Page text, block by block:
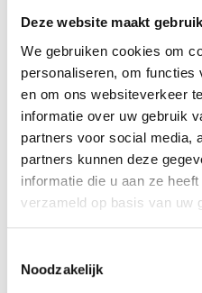
Deze website maakt
We gebruiken cookies om
personaliseren, om functies
en om ons websiteverkeer
informatie over uw gebruik
partners voor social media,
partners kunnen deze
informatie die u aan ze
verzameld op basis van uw
Noodzakelijk